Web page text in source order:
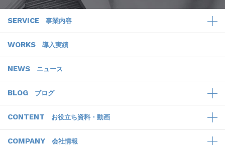
SERVICE 事業内容
WORKS 導入実績
NEWS ニュース
BLOG ブログ
CONTENT お役立ち資料・動画
COMPANY 会社情報